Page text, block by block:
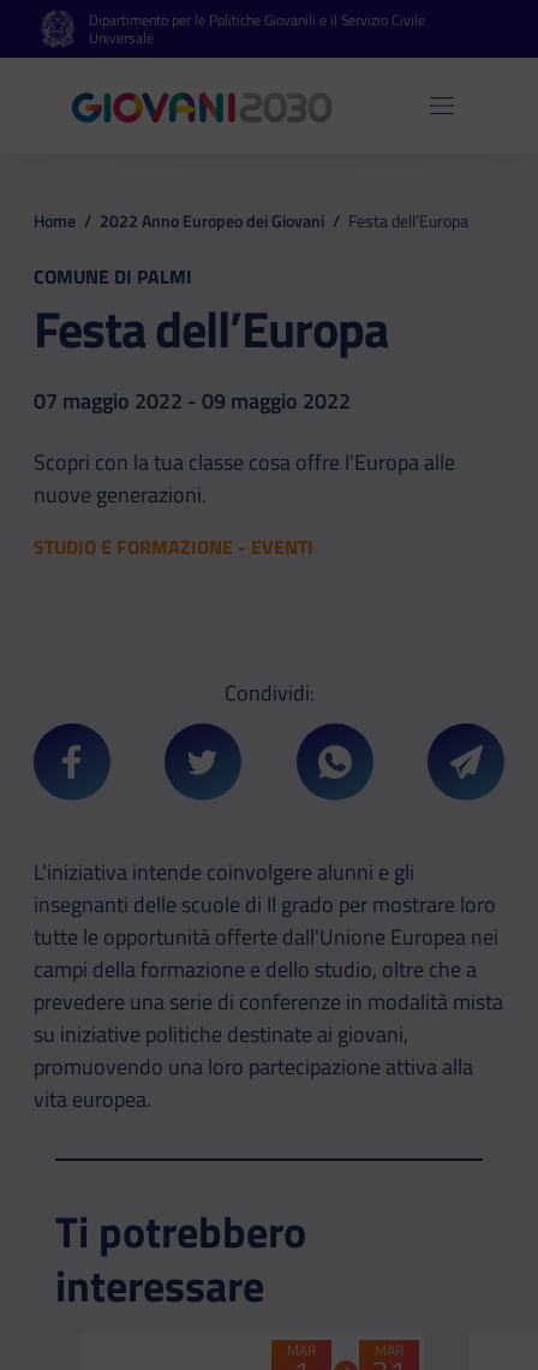
Vai al contenuto principale
Vai al footerDipartimento per le Politiche Giovanili e il Servizio Civile
Universale
Apri
Home / 2022 Anno Europeo dei Giovani / Festa dell’Europa
COMUNE DI PALMI
Festa dell’Europa
07 maggio 2022 - 09 maggio 2022
Scopri con la tua classe cosa offre l'Europa alle
nuove generazioni.
STUDIO E FORMAZIONE - EVENTI
Condividi:
Condividi su FacebookCondividi su TwitterCondividi su
L'iniziativa intende coinvolgere alunni e gli
insegnanti delle scuole di II grado per mostrare loro
tutte le opportunità offerte dall'Unione Europea nei
campi della formazione e dello studio, oltre che a
prevedere una serie di conferenze in modalità mista
su iniziative politiche destinate ai giovani,
promuovendo una loro partecipazione attiva alla
vita europea.
Ti potrebbero
interessare
MAR MAR